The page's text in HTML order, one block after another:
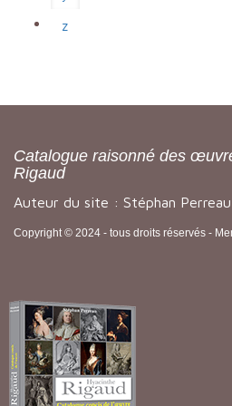
z
Catalogue raisonné des
Rigaud
Auteur du site : Stéphan Perreau
Copyright © 2024 - tous droits réservés -